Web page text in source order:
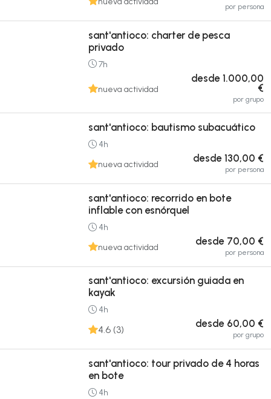
por persona
sant'antioco: charter de pesca
privado
7h
nueva actividad
desde 1.000,00
€
por grupo
sant'antioco: bautismo subacuático
4h
nueva actividad
desde 130,00 €
por persona
sant'antioco: recorrido en bote
inflable con esnórquel
4h
nueva actividad
desde 70,00 €
por persona
sant'antioco: excursión guiada en
kayak
4h
4.6 (3) desde 60,00 €
por grupo
sant'antioco: tour privado de 4 horas
en bote
4h